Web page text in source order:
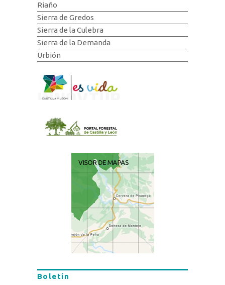
Riaño
Sierra de Gredos
Sierra de la Culebra
Sierra de la Demanda
Urbión
Boletín